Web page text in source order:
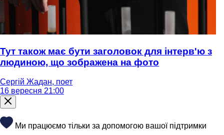
Тут також має бути заголовок для інтерв'ю з
людиною, що зображена на фото
Сергій Жадан, поет
16 вересня 21:00
Ми працюємо тільки за допомогою вашої підтримки